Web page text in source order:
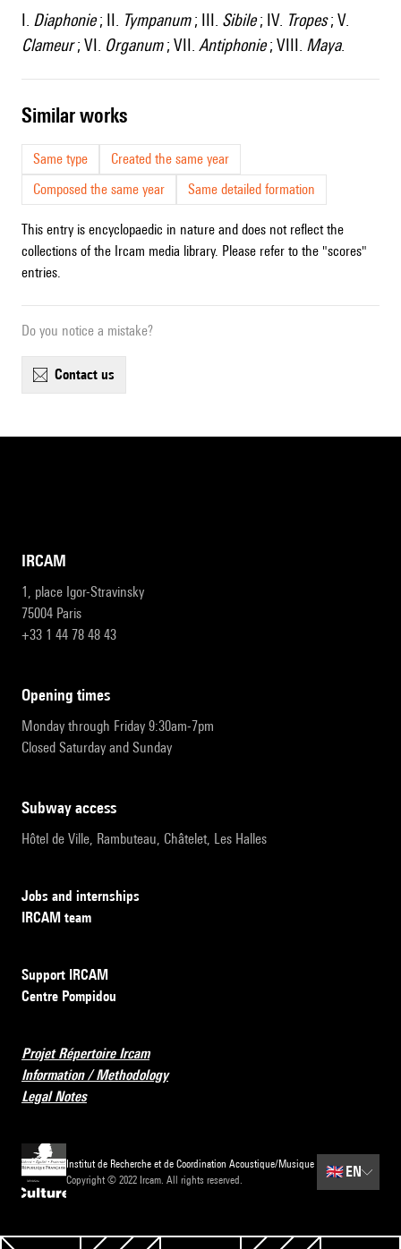
I. Diaphonie; II. Tympanum; III. Sibile; IV. Tropes; V.
Clameur; VI. Organum; VII. Antiphonie; VIII. Maya.
similar works
Same type
Created the same year
Composed the same year
Same detailed formation
This entry is encyclopaedic in nature and does not reflect the
collections of the Ircam media library. Please refer to the "scores"
entries.
Do you notice a mistake?
contact us
IRCAM
1, place Igor-Stravinsky
75004 Paris
+33 1 44 78 48 43
opening times
Monday through Friday 9:30am-7pm
Closed Saturday and Sunday
subway access
Hôtel de Ville, Rambuteau, Châtelet, Les Halles
Jobs and internships
IRCAM team
Support IRCAM
Centre Pompidou
Projet Répertoire Ircam
Information / Methodology
Legal Notes
Institut de Recherche et de Coordination Acoustique/Musique
Copyright © 2022 Ircam. All rights reserved.
🇬🇧 EN